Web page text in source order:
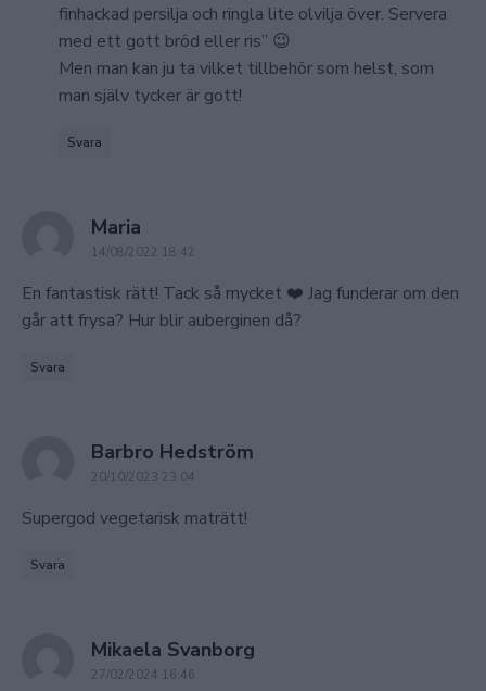
finhackad persilja och ringla lite olvilja över. Servera
med ett gott bröd eller ris” 😉
Men man kan ju ta vilket tillbehör som helst, som
man själv tycker är gott!
Svara
Maria
14/08/2022 18:42
En fantastisk rätt! Tack så mycket ❤️ Jag funderar om den
går att frysa? Hur blir auberginen då?
Svara
Barbro Hedström
20/10/2023 23:04
Supergod vegetarisk maträtt!
Svara
Mikaela Svanborg
27/02/2024 16:46